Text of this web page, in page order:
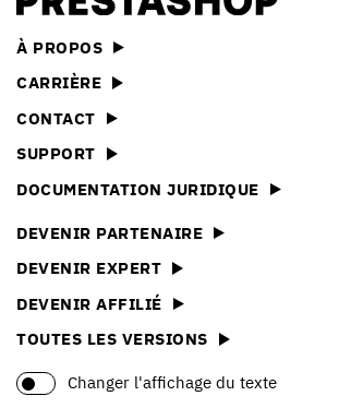
À PROPOS
CARRIÈRE
CONTACT
SUPPORT
DOCUMENTATION JURIDIQUE
DEVENIR PARTENAIRE
DEVENIR EXPERT
DEVENIR AFFILIÉ
TOUTES LES VERSIONS
Changer l'affichage du texte